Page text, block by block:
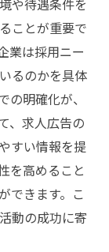
や待遇条件を
ことが重要で
業は採用ニー
るのかを具体
明確化が、
、求人広告の
すい情報を提
を高めること
できます。こ
動の成功に寄